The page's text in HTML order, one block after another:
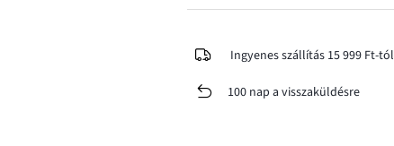
Ingyenes szállítás 15 999 Ft-tól
100 nap a visszaküldésre